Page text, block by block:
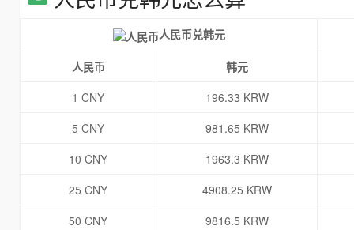
人民币兑韩元
人民币
韩元
1 CNY
196.33 KRW
5 CNY
981.65 KRW
10 CNY
1963.3 KRW
25 CNY
4908.25 KRW
50 CNY
9816.5 KRW